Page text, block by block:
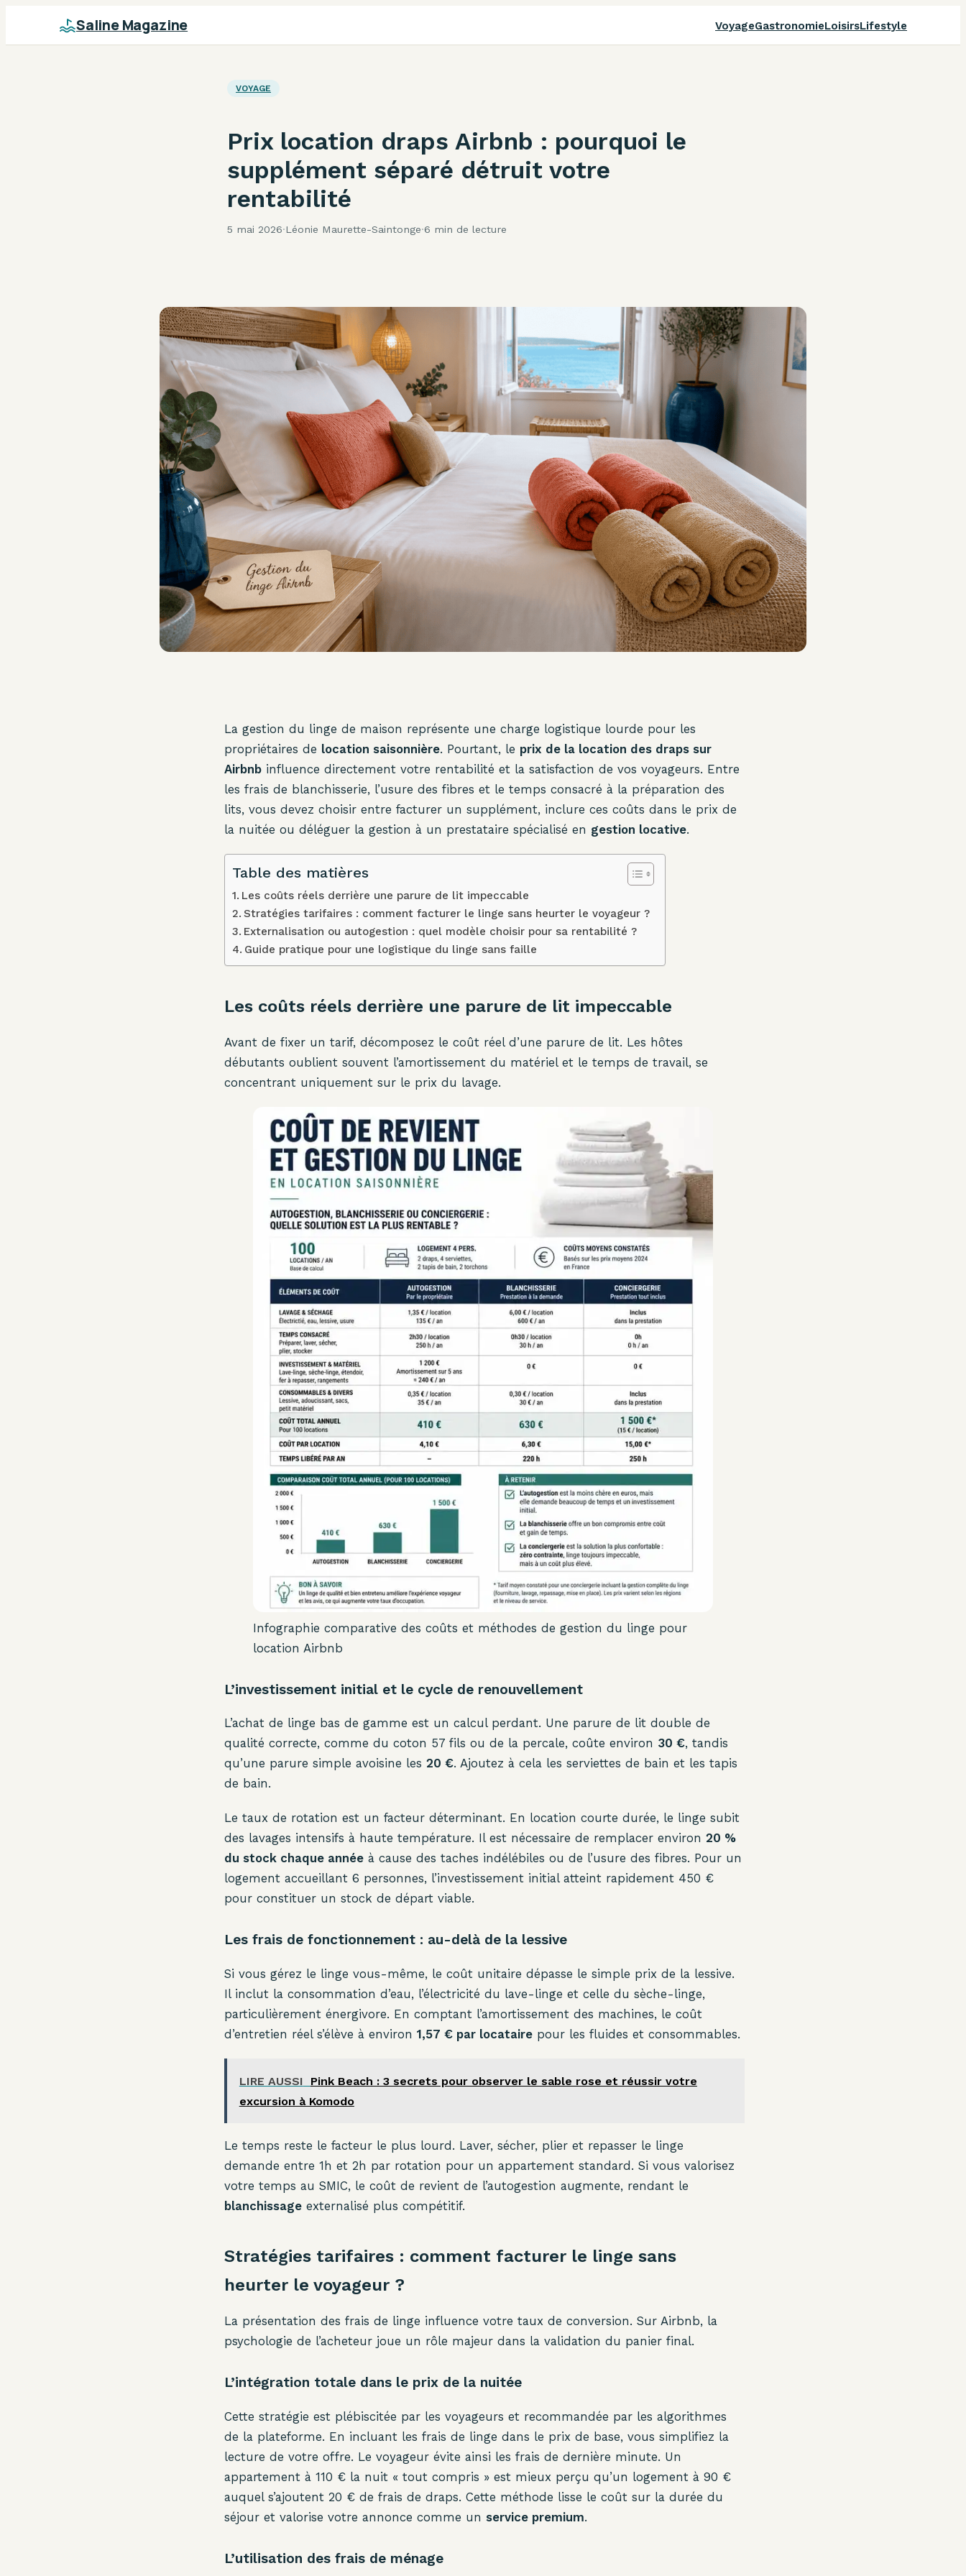
Saline Magazine VoyageGastronomieLoisirsLifestyle
VOYAGE
Prix location draps Airbnb : pourquoi le
supplément séparé détruit votre
rentabilité
5 mai 2026·Léonie Maurette-Saintonge·6 min de lecture
La gestion du linge de maison représente une charge logistique lourde pour les
propriétaires de location saisonnière. Pourtant, le prix de la location des draps sur
Airbnb influence directement votre rentabilité et la satisfaction de vos voyageurs. Entre
les frais de blanchisserie, l’usure des fibres et le temps consacré à la préparation des
lits, vous devez choisir entre facturer un supplément, inclure ces coûts dans le prix de
la nuitée ou déléguer la gestion à un prestataire spécialisé en gestion locative.
Table des matières
Les coûts réels derrière une parure de lit impeccable
Stratégies tarifaires : comment facturer le linge sans heurter le voyageur ?
Externalisation ou autogestion : quel modèle choisir pour sa rentabilité ?
Guide pratique pour une logistique du linge sans faille
Les coûts réels derrière une parure de lit impeccable
Avant de fixer un tarif, décomposez le coût réel d’une parure de lit. Les hôtes
débutants oublient souvent l’amortissement du matériel et le temps de travail, se
concentrant uniquement sur le prix du lavage.
Infographie comparative des coûts et méthodes de gestion du linge pour
location Airbnb
L’investissement initial et le cycle de renouvellement
L’achat de linge bas de gamme est un calcul perdant. Une parure de lit double de
qualité correcte, comme du coton 57 fils ou de la percale, coûte environ 30 €, tandis
qu’une parure simple avoisine les 20 €. Ajoutez à cela les serviettes de bain et les tapis
de bain.
Le taux de rotation est un facteur déterminant. En location courte durée, le linge subit
des lavages intensifs à haute température. Il est nécessaire de remplacer environ 20 %
du stock chaque année à cause des taches indélébiles ou de l’usure des fibres. Pour un
logement accueillant 6 personnes, l’investissement initial atteint rapidement 450 €
pour constituer un stock de départ viable.
Les frais de fonctionnement : au-delà de la lessive
Si vous gérez le linge vous-même, le coût unitaire dépasse le simple prix de la lessive.
Il inclut la consommation d’eau, l’électricité du lave-linge et celle du sèche-linge,
particulièrement énergivore. En comptant l’amortissement des machines, le coût
d’entretien réel s’élève à environ 1,57 € par locataire pour les fluides et consommables.
LIRE AUSSI
Pink Beach : 3 secrets pour observer le sable rose et réussir votre
excursion à Komodo
Le temps reste le facteur le plus lourd. Laver, sécher, plier et repasser le linge
demande entre 1h et 2h par rotation pour un appartement standard. Si vous valorisez
votre temps au SMIC, le coût de revient de l’autogestion augmente, rendant le
blanchissage externalisé plus compétitif.
Stratégies tarifaires : comment facturer le linge sans
heurter le voyageur ?
La présentation des frais de linge influence votre taux de conversion. Sur Airbnb, la
psychologie de l’acheteur joue un rôle majeur dans la validation du panier final.
L’intégration totale dans le prix de la nuitée
Cette stratégie est plébiscitée par les voyageurs et recommandée par les algorithmes
de la plateforme. En incluant les frais de linge dans le prix de base, vous simplifiez la
lecture de votre offre. Le voyageur évite ainsi les frais de dernière minute. Un
appartement à 110 € la nuit « tout compris » est mieux perçu qu’un logement à 90 €
auquel s’ajoutent 20 € de frais de draps. Cette méthode lisse le coût sur la durée du
séjour et valorise votre annonce comme un service premium.
L’utilisation des frais de ménage